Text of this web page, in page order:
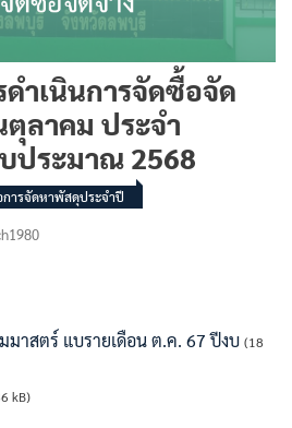
ำเนินการจัดซื้อจัด
ตุลาคม ประจำ
ประมาณ 2568
ารจัดหาพัสดุประจำปี
าสตร์ แบรายเดือน ต.ค. 67 ปีงบ (18
kB)